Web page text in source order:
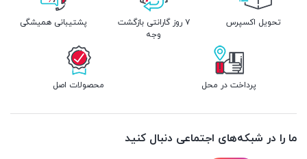
تحویل اکسپرس
۷ روز گارانتی بازگشت
وجه
پشتیبانی همیشگی
پرداخت در محل محصولات اصل
ما را در شبکه‌های اجتماعی دنبال کنید